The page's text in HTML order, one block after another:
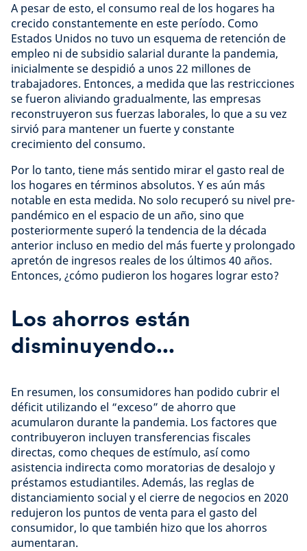
A pesar de esto, el consumo real de los hogares ha
crecido constantemente en este período. Como
Estados Unidos no tuvo un esquema de retención de
empleo ni de subsidio salarial durante la pandemia,
inicialmente se despidió a unos 22 millones de
trabajadores. Entonces, a medida que las restricciones
se fueron aliviando gradualmente, las empresas
reconstruyeron sus fuerzas laborales, lo que a su vez
sirvió para mantener un fuerte y constante
crecimiento del consumo.
Por lo tanto, tiene más sentido mirar el gasto real de
los hogares en términos absolutos. Y es aún más
notable en esta medida. No solo recuperó su nivel pre-
pandémico en el espacio de un año, sino que
posteriormente superó la tendencia de la década
anterior incluso en medio del más fuerte y prolongado
apretón de ingresos reales de los últimos 40 años.
Entonces, ¿cómo pudieron los hogares lograr esto?
Los ahorros están
disminuyendo...
En resumen, los consumidores han podido cubrir el
déficit utilizando el “exceso” de ahorro que
acumularon durante la pandemia. Los factores que
contribuyeron incluyen transferencias fiscales
directas, como cheques de estímulo, así como
asistencia indirecta como moratorias de desalojo y
préstamos estudiantiles. Además, las reglas de
distanciamiento social y el cierre de negocios en 2020
redujeron los puntos de venta para el gasto del
consumidor, lo que también hizo que los ahorros
aumentaran.